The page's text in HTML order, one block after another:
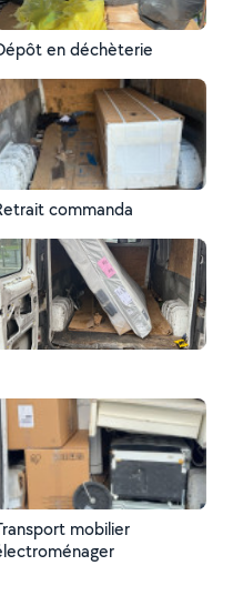
en déchèterie
commanda
mobilier